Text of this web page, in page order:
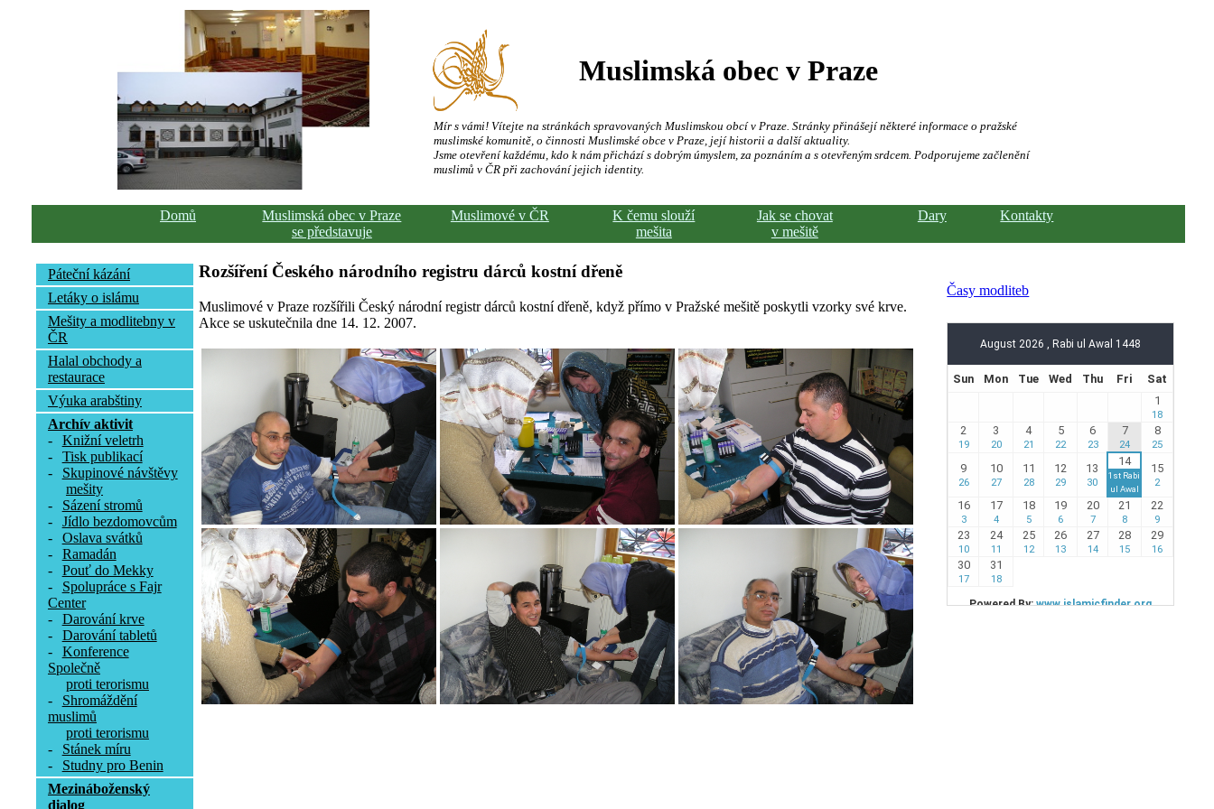
Muslimská obec v Praze
Mír s vámi! Vítejte na stránkách spravovaných Muslimskou obcí v Praze. Stránky přinášejí některé informace o pražské
muslimské komunitě, o činnosti Muslimské obce v Praze, její historii a další aktuality.
Jsme otevření každému, kdo k nám přichází s dobrým úmyslem, za poznáním a s otevřeným srdcem. Podporujeme začlenění
muslimů v ČR při zachování jejich identity.
Domů
Muslimská obec v Praze
se představuje
Muslimové v ČR
K čemu slouží
mešita
Jak se chovat
v mešitě
Dary Kontakty
Páteční kázání
Letáky o islámu
Mešity a modlitebny v
ČR
Halal obchody a
restaurace
Výuka arabštiny
Archív aktivit
-
Knižní veletrh
-
Tisk publikací
-
Skupinové návštěvy
mešity
-
Sázení stromů
-
Jídlo bezdomovcům
-
Oslava svátků
-
Ramadán
-
Pouť do Mekky
-
Spolupráce s Fajr
Center
-
Darování krve
-
Darování tabletů
-
Konference
Společně
proti terorismu
-
Shromáždění
muslimů
proti terorismu
-
Stánek míru
-
Studny pro Benin
Mezináboženský
dialog
Rozšíření Českého národního registru dárců kostní dřeně
Muslimové v Praze rozšířili Český národní registr dárců kostní dřeně, když přímo v Pražské mešitě poskytli vzorky své krve.
Akce se uskutečnila dne 14. 12. 2007.
Časy modliteb